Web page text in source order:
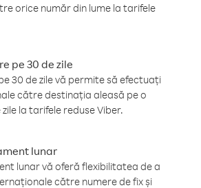
orice număr din lume la tarifele
pe 30 de zile
30 de zile vă permite să efectuați
către destinația aleasă pe o
la tarifele reduse Viber.
lunar
lunar vă oferă flexibilitatea de a
către numere de fix și